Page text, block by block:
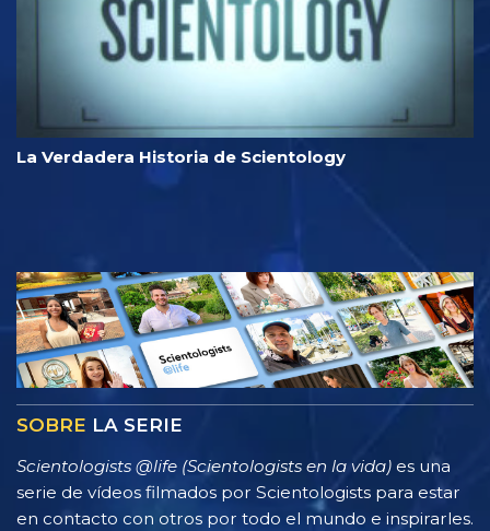
La Verdadera Historia de Scientology
SOBRE LA SERIE
Scientologists @life (Scientologists en la vida) es una
serie de vídeos filmados por Scientologists para estar
en contacto con otros por todo el mundo e inspirarles.